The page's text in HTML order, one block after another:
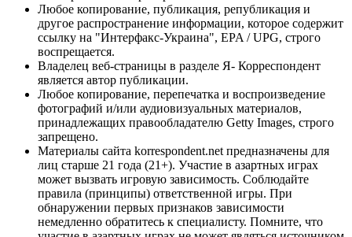
Любое копирование, публикация, републикация и
другое распространение информации, которое содержит
ссылку на "Интерфакс-Украина", EPA / UPG, строго
воспрещается.
Владелец веб-страницы в разделе Я- Корреспондент
является автор публикации.
Любое копирование, перепечатка и воспроизведение
фотографий и/или аудиовизуальных материалов,
принадлежащих правообладателю Getty Images, строго
запрещено.
Материалы сайта korrespondent.net предназначены для
лиц старше 21 года (21+). Участие в азартных играх
может вызвать игровую зависимость. Соблюдайте
правила (принципы) ответственной игры. При
обнаружении первых признаков зависимости
немедленно обратитесь к специалисту. Помните, что